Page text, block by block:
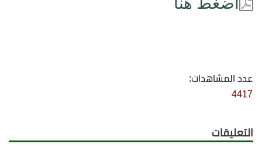
عدد المشاهدات:
4417
التعليقات